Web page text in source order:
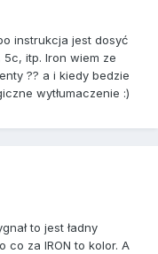
instrukcja jest dosyć
itp. Iron wiem ze
?? a i kiedy bedzie
wytłumaczenie :)
to jest ładny
co za IRON to kolor. A